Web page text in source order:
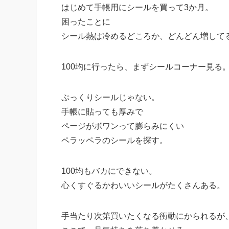
はじめて手帳用にシールを買って3か月。
困ったことに
シール熱は冷めるどころか、どんどん増して
100均に行ったら、まずシールコーナー見る。
ぷっくりシールじゃない。
手帳に貼っても厚みで
ページがボワンって膨らみにくい
ペラッペラのシールを探す。
100均もバカにできない。
心くすぐるかわいいシールがたくさんある。
手当たり次第買いたくなる衝動にかられるが、